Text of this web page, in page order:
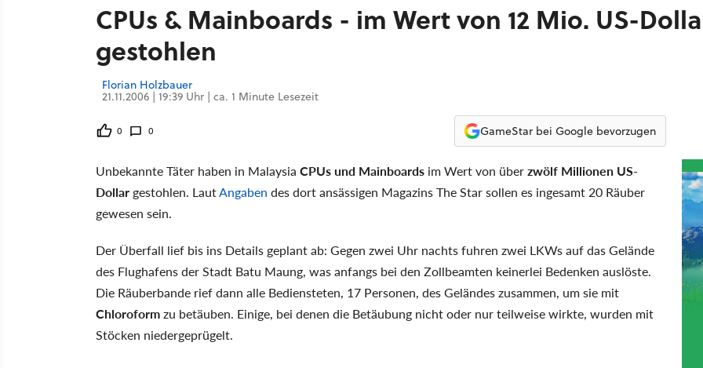
CPUs & Mainboards - im Wert von 12 Mio. US-
gestohlen
Florian Holzbauer
21.11.2006 | 19:39 Uhr | ca. 1 Minute Lesezeit
0 0 GameStar bei Google bevorzugen
Unbekannte Täter haben in Malaysia CPUs und Mainboards im Wert von überzwölf Millionen US-
Dollar gestohlen. LautAngaben des dort ansässigen Magazins The Star sollen es ingesamt 20 Räuber
gewesen sein.
Der Überfall lief bis ins Details geplant ab: Gegen zwei Uhr nachts fuhren zwei LKWs auf das Gelände
des Flughafens der Stadt Batu Maung, was anfangs bei den Zollbeamten keinerlei Bedenken auslöste.
Die Räuberbande rief dann alle Bediensteten, 17 Personen, des Geländes zusammen, um sie mit
Chloroformzu betäuben. Einige, bei denen die Betäubung nicht oder nur teilweise wirkte, wurden mit
Stöcken niedergeprügelt.